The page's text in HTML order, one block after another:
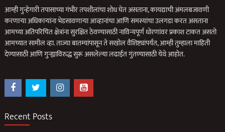
आम्ही गुन्हेगारी तपासाच्या गंभीर तपशीलांचा शोध घेत असताना, कायद्याची अंमलबजावणी
करणार्‍या अधिकार्‍यांना भेडसावणार्‍या आव्हानांचा आणि समस्यांचा उलगडा करत असताना
आमच्या अतिपरिचित क्षेत्रांना सुरक्षित ठेवण्यासाठी नाविन्यपूर्ण धोरणांवर प्रकाश टाकत असतो
आमच्यात सामील व्हा. ताज्या बातम्यांपासून ते सखोल वैशिष्ट्यांपर्यंत, आम्ही तुम्हाला माहिती
देण्यासाठी आणि गुन्ह्याविरुद्ध सुरू असलेल्या लढाईत गुंतण्यासाठी येथे आहोत.
Recent Posts